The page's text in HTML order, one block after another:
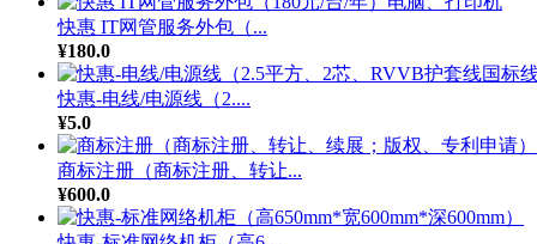
快惠 IT网管服务外包（...
¥180.0
快惠-电线/电源线（2....
¥5.0
商标注册（商标注册、转让...
¥600.0